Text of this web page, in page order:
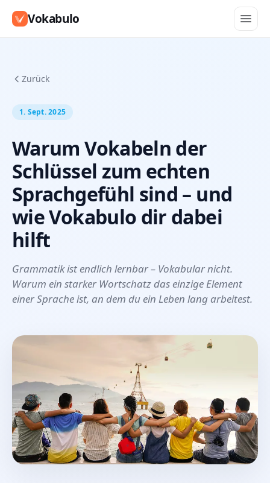
Vokabulo
Zurück
1. Sept. 2025
Warum Vokabeln der
Schlüssel zum echten
Sprachgefühl sind – und
wie Vokabulo dir dabei
hilft
Grammatik ist endlich lernbar – Vokabular nicht.
Warum ein starker Wortschatz das einzige Element
einer Sprache ist, an dem du ein Leben lang arbeitest.